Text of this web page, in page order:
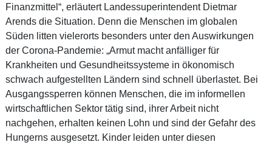
Finanzmittel“, erläutert Landessuperintendent Dietmar
Arends die Situation. Denn die Menschen im globalen
Süden litten vielerorts besonders unter den Auswirkungen
der Corona-Pandemie: „Armut macht anfälliger für
Krankheiten und Gesundheitssysteme in ökonomisch
schwach aufgestellten Ländern sind schnell überlastet. Bei
Ausgangssperren können Menschen, die im informellen
wirtschaftlichen Sektor tätig sind, ihrer Arbeit nicht
nachgehen, erhalten keinen Lohn und sind der Gefahr des
Hungerns ausgesetzt. Kinder leiden unter diesen